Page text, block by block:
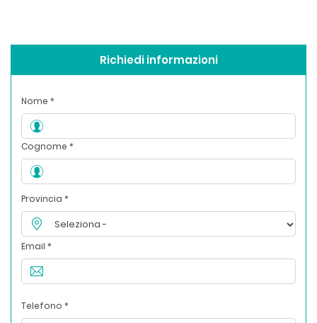
Richiedi informazioni
Nome *
Cognome *
Provincia *
Email *
Telefono *